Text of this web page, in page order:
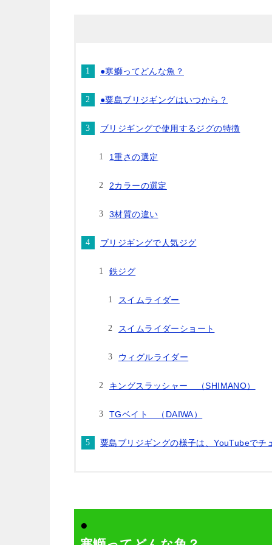
●寒鰤ってどんな魚？
●粟島ブリジギングはいつから？
ブリジギングで使用するジグの特徴
1重さの選定
2カラーの選定
3材質の違い
ブリジギングで人気ジグ
鉄ジグ
スイムライダー
スイムライダーショート
ウィグルライダー
キングスラッシャー （SHIMANO）
TGベイト （DAIWA）
粟島ブリジギングの様子は、YouTubeでチ
●